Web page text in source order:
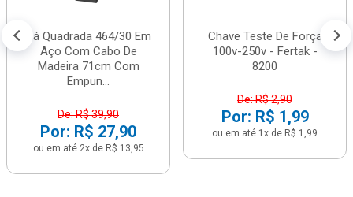
Pá Quadrada 464/30 Em
Aço Com Cabo De
Madeira 71cm Com
Empun...
De: R$ 39,90
Por: R$ 27,90
ou em até 2x de R$ 13,95
Chave Teste De Força
100v-250v - Fertak -
8200
De: R$ 2,90
Por: R$ 1,99
ou em até 1x de R$ 1,99